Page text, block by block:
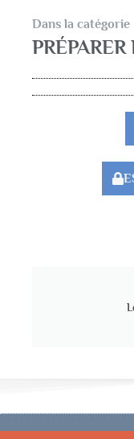
Dans la catégorie
PRÉPARER